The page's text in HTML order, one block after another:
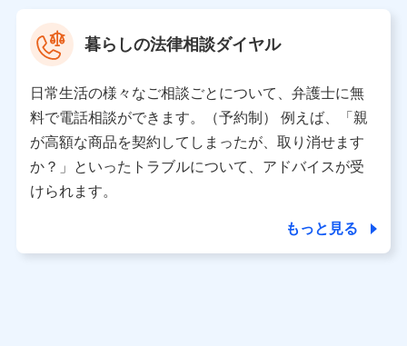
※ 当社および株式会社NTTドコモは、お客さまの情報を利
データ憲章」に定める行動原則を順守します 。
※ パーソナルデータダッシュボードの「第三者提供の管
理」の設定状態にかかわらず、共同利用する場合がありま
※ dポイントクラブ会員ではないお客さま（2019年12月11
日以降、一度もdポイントクラブ会員であったことがないお
個人データは、こちら の利用目的の範囲内に限って共同利
用します。
暮らしの法律相談ダイヤル
日常生活の様々なご相談ごとについて、弁護士に無
料で電話相談ができます。（予約制） 例えば、「親
が高額な商品を契約してしまったが、取り消せます
か？」といったトラブルについて、アドバイスが受
けられます。
もっと見る